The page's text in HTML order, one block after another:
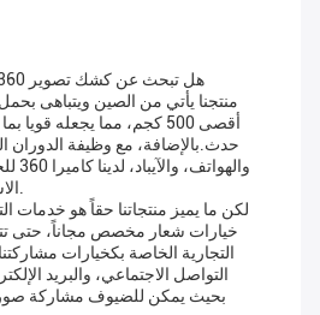
أقصى 500 كجم، مما يجعله
حدث.بالإضافة، مع وظيفة الدوران
الاستخدامات إلى أي حدث.
لكن ما يميز منتجاتنا حقاً هو خدمات
خيارات شعار مخصص مجاناً، حتى
التجارية الخاصة بكخيارات
التواصل الاجتماعي، والبريد
بحيث يمكن للضيوف مشاركة